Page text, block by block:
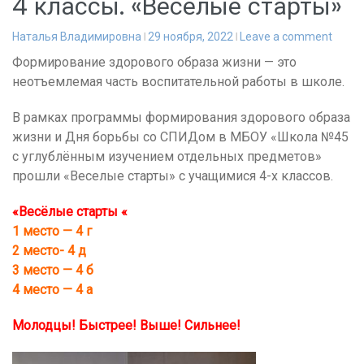
Наталья Владимировна 29 ноября, 2022 Leave a comment
Формирование здорового образа жизни — это
неотъемлемая часть воспитательной работы в школе.
В рамках программы формирования здорового образа
жизни и Дня борьбы со СПИДом в МБОУ «Школа №45
с углублённым изучением отдельных предметов»
прошли «Веселые старты» с учащимися 4-х классов.
«Весёлые старты «
1 место — 4 г
2 место- 4 д
3 место — 4 б
4 место — 4 а
Молодцы! Быстрее! Выше! Сильнее!